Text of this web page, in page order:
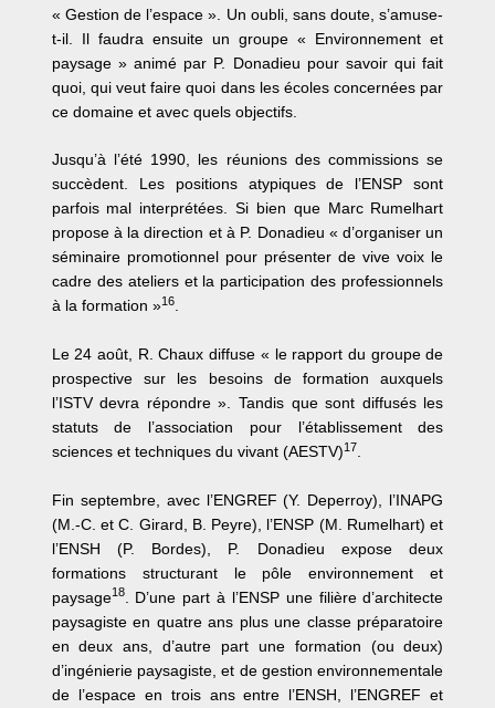
« Gestion de l’espace ». Un oubli, sans doute, s’amuse-
t-il. Il faudra ensuite un groupe « Environnement et
paysage » animé par P. Donadieu pour savoir qui fait
quoi, qui veut faire quoi dans les écoles concernées par
ce domaine et avec quels objectifs.
Jusqu’à l’été 1990, les réunions des commissions se
succèdent. Les positions atypiques de l’ENSP sont
parfois mal interprétées. Si bien que Marc Rumelhart
propose à la direction et à P. Donadieu « d’organiser un
séminaire promotionnel pour présenter de vive voix le
cadre des ateliers et la participation des professionnels
à la formation »16.
Le 24 août, R. Chaux diffuse « le rapport du groupe de
prospective sur les besoins de formation auxquels
l’ISTV devra répondre ». Tandis que sont diffusés les
statuts de l’association pour l’établissement des
sciences et techniques du vivant (AESTV)17
Fin septembre, avec l’ENGREF (Y. Deperroy), l’INAPG
(M.-C. et C. Girard, B. Peyre), l’ENSP (M. Rumelhart) et
l’ENSH (P. Bordes), P. Donadieu expose deux
formations structurant le pôle environnement et
paysage18. D’une part à l’ENSP une filière d’architecte
paysagiste en quatre ans plus une classe préparatoire
en deux ans, d’autre part une formation (ou deux)
d’ingénierie paysagiste, et de gestion environnementale
de l’espace en trois ans entre l’ENSH, l’ENGREF et